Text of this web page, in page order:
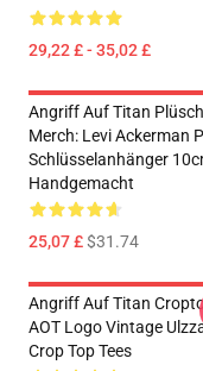
29,22 £ - 35,02 £
Angriff Auf Titan Plüsch
Merch: Levi Ackerman
Schlüsselanhänger
Handgemacht
25,07 £$31.74
Angriff Auf Titan
AOT Logo Vintage
Crop Top Tees